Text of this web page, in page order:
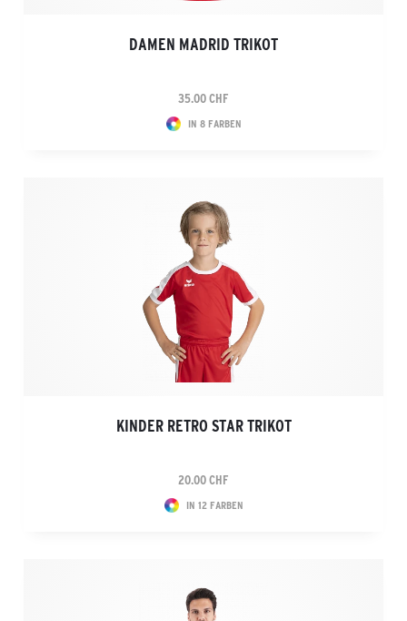
DAMEN MADRID TRIKOT
35.00 CHF
IN 8 FARBEN
KINDER RETRO STAR TRIKOT
20.00 CHF
IN 12 FARBEN